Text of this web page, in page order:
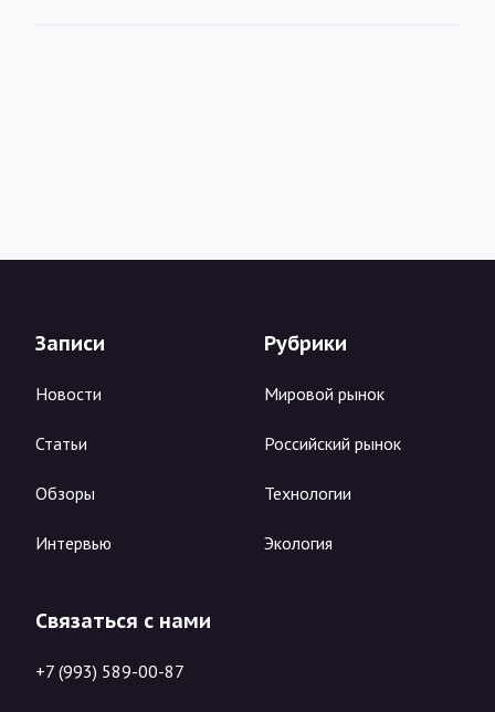
Записи
Новости
Статьи
Обзоры
Интервью
Рубрики
Мировой рынок
Российский рынок
Технологии
Экология
Связаться с нами
+7 (993) 589-00-87